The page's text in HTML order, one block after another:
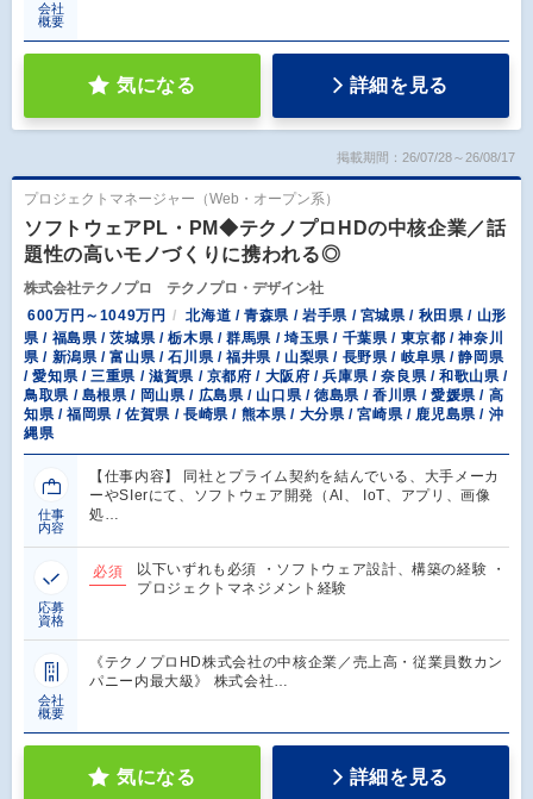
会社
概要
気になる 詳細を見る
掲載期間：26/07/28～26/08/17
プロジェクトマネージャー（Web・オープン系）
ソフトウェアPL・PM◆テクノプロHDの中核企業／話
題性の高いモノづくりに携われる◎
株式会社テクノプロ テクノプロ・デザイン社
600万円～1049万円
北海道 / 青森県 / 岩手県 / 宮城県 / 秋田県 / 山形
県 / 福島県 / 茨城県 / 栃木県 / 群馬県 / 埼玉県 / 千葉県 / 東京都 / 神奈川
県 / 新潟県 / 富山県 / 石川県 / 福井県 / 山梨県 / 長野県 / 岐阜県 / 静岡県
/ 愛知県 / 三重県 / 滋賀県 / 京都府 / 大阪府 / 兵庫県 / 奈良県 / 和歌山県 /
鳥取県 / 島根県 / 岡山県 / 広島県 / 山口県 / 徳島県 / 香川県 / 愛媛県 / 高
知県 / 福岡県 / 佐賀県 / 長崎県 / 熊本県 / 大分県 / 宮崎県 / 鹿児島県 / 沖
縄県
仕事
内容
【仕事内容】 同社とプライム契約を結んでいる、大手メーカ
ーやSIerにて、ソフトウェア開発（AI、 IoT、アプリ、画像
処…
応募
資格
必須
以下いずれも必須 ・ソフトウェア設計、構築の経験 ・
プロジェクトマネジメント経験
会社
概要
《テクノプロHD株式会社の中核企業／売上高・従業員数カン
パニー内最大級》 株式会社…
気になる 詳細を見る